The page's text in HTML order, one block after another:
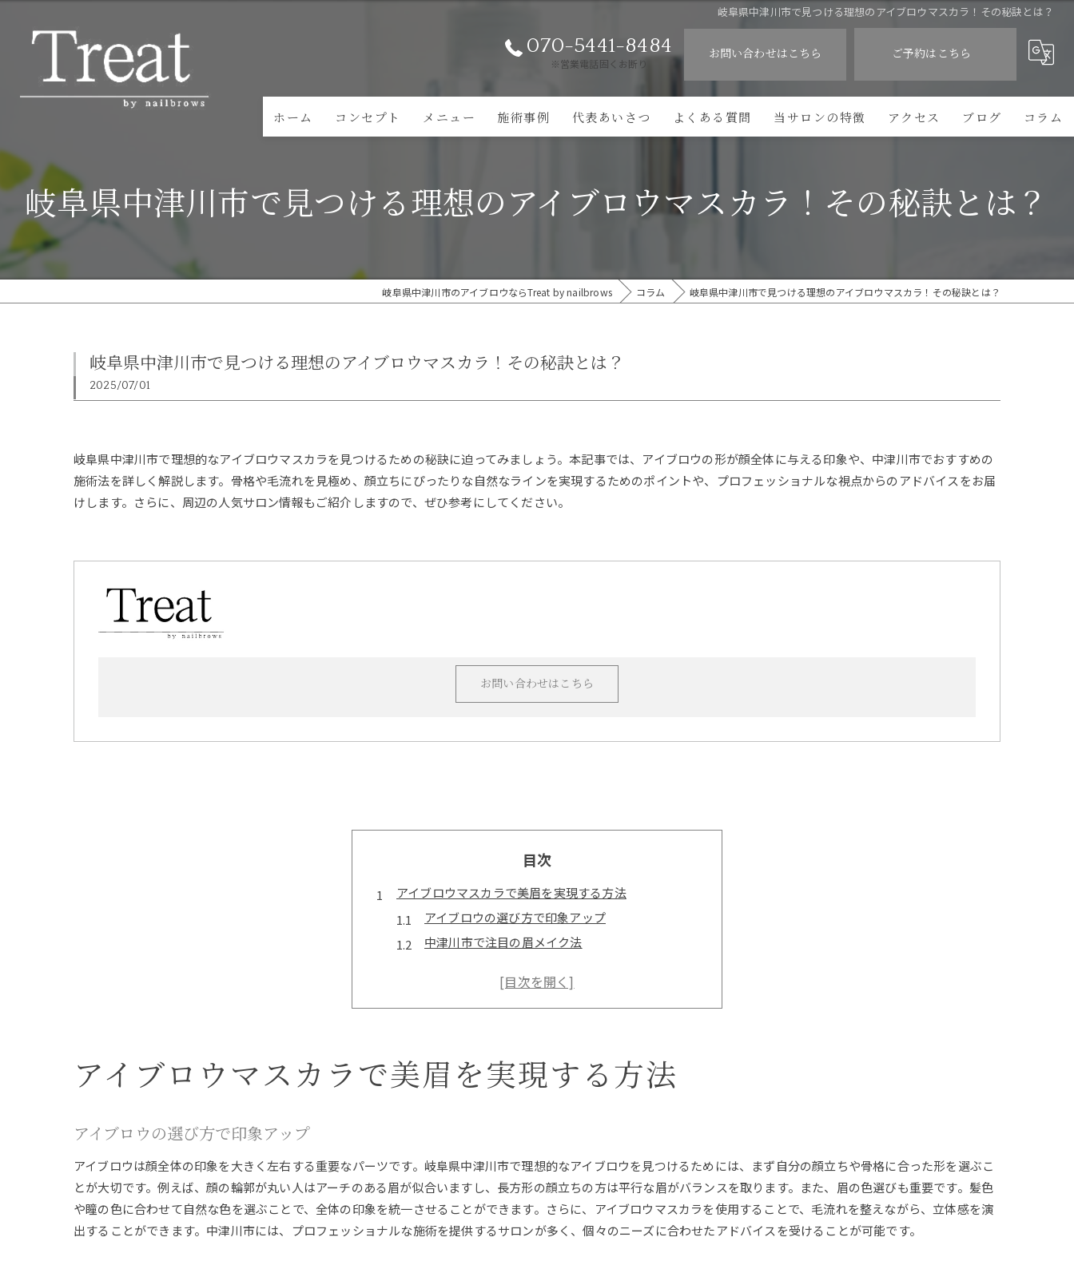
岐阜県中津川市で見つける理想のアイブロウマスカラ！その秘訣とは？
070-5441-8484
※営業電話固くお断り
お問い合わせはこちら ご予約はこちら
ホーム コンセプト メニュー 施術事例 代表あいさつ よくある質問 当サロンの特徴
眉毛パーマ
フェイシャルパック
アクセス ブログ コラム
岐阜県中津川市で見つける理想のアイブロウマスカラ！その秘訣とは？
岐阜県中津川市のアイブロウならTreat by nailbrows コラム 岐阜県中津川市で見つける理想のアイブロウマスカラ！その秘訣とは？
岐阜県中津川市で見つける理想のアイブロウマスカラ！その秘訣とは？
2025/07/01
岐阜県中津川市で理想的なアイブロウマスカラを見つけるための秘訣に迫ってみましょう。本記事では、アイブロウの形が顔全体に与える印象や、中津川市でおすすめの
施術法を詳しく解説します。骨格や毛流れを見極め、顔立ちにぴったりな自然なラインを実現するためのポイントや、プロフェッショナルな視点からのアドバイスをお届
けします。さらに、周辺の人気サロン情報もご紹介しますので、ぜひ参考にしてください。
お問い合わせはこちら
目次
アイブロウマスカラで美眉を実現する方法
アイブロウの選び方で印象アップ
中津川市で注目の眉メイク法
顔立ちに合ったアイブロウデザイン
中津川市で見つける理想のアイブロウ
アイブロウ選びで失敗しないために
理想的なアイブロウの見つけ方
眉の印象を変えるアイブロウの力
魅力を引き出すアイブロウ選び
プロが教えるアイブロウの選び方
アイブロウマスカラで美眉を実現する方法
アイブロウの選び方で印象アップ
アイブロウは顔全体の印象を大きく左右する重要なパーツです。岐阜県中津川市で理想的なアイブロウを見つけるためには、まず自分の顔立ちや骨格に合った形を選ぶこ
とが大切です。例えば、顔の輪郭が丸い人はアーチのある眉が似合いますし、長方形の顔立ちの方は平行な眉がバランスを取ります。また、眉の色選びも重要です。髪色
や瞳の色に合わせて自然な色を選ぶことで、全体の印象を統一させることができます。さらに、アイブロウマスカラを使用することで、毛流れを整えながら、立体感を演
出することができます。中津川市には、プロフェッショナルな施術を提供するサロンが多く、個々のニーズに合わせたアドバイスを受けることが可能です。